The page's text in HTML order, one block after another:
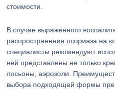
стоимости.
В случае выраженного
распространения псориаза на
специалисты рекомендуют
ней представлены не только
лосьоны, аэрозоли.
выбора подходящей формы